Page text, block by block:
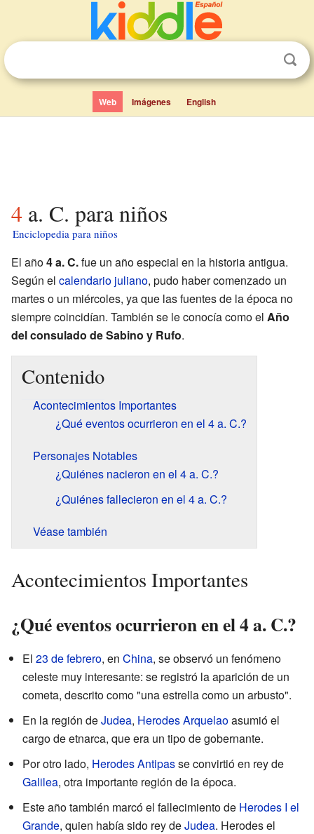
Web Imágenes English
4 a. C. para niños
Enciclopedia para niños
El año4 a. C.fue un año especial en la historia antigua.
Según el calendario juliano, pudo haber comenzado un
martes o un miércoles, ya que las fuentes de la época no
siempre coincidían. También se le conocía como el Año
del consulado de Sabino y Rufo.
Contenido
Acontecimientos Importantes
¿Qué eventos ocurrieron en el 4 a. C.?
Personajes Notables
¿Quiénes nacieron en el 4 a. C.?
¿Quiénes fallecieron en el 4 a. C.?
Véase también
Acontecimientos Importantes
¿Qué eventos ocurrieron en el 4 a. C.?
El 23 de febrero, en China, se observó un fenómeno
celeste muy interesante: se registró la aparición de un
cometa, descrito como "una estrella como un arbusto".
En la región deJudea, Herodes Arquelaoasumió el
cargo de etnarca, que era un tipo de gobernante.
Por otro lado, Herodes Antipasse convirtió en rey de
Galilea, otra importante región de la época.
Este año también marcó el fallecimiento de Herodes I el
Grande, quien había sido rey deJudea. Herodes el